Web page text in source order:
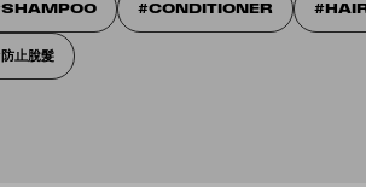
SHAMPOO CONDITIONER
防止脫髮